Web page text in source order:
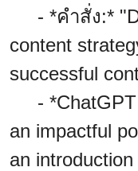
- *คำสั่ง:*
content
successful
- *ChatGPT
an impactful
an